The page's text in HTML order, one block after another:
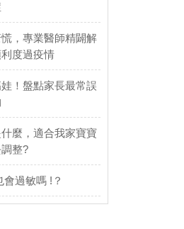
，專業醫師精闢解
度過疫情
！盤點家長最常誤
麼，適合我家寶寶
整?
過敏嗎 !？